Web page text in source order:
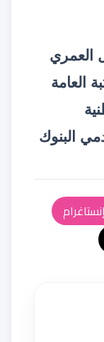
العمري
العامة
البنوك
إنستاغرام